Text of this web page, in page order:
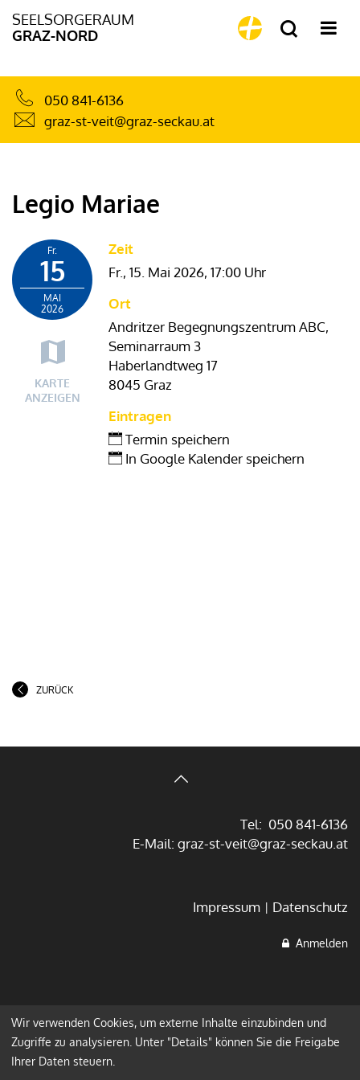
SEELSORGERAUM
GRAZ-NORD
050 841-6136
graz-st-veit@graz-seckau.at
Legio Mariae
Fr.
15
MAI
2026
KARTE
ANZEIGEN
Zeit
Fr., 15. Mai 2026, 17:00 Uhr
Ort
Andritzer Begegnungszentrum ABC,
Seminarraum 3
Haberlandtweg 17
8045 Graz
Eintragen
Termin speichern
In Google Kalender speichern
ZURÜCK
Tel: 050 841-6136
E-Mail: graz-st-veit@graz-seckau.at
Impressum Datenschutz
Anmelden
Wir verwenden Cookies, um externe Inhalte einzubinden und
Zugriffe zu analysieren. Unter "Details" können Sie die Freigabe
Ihrer Daten steuern.